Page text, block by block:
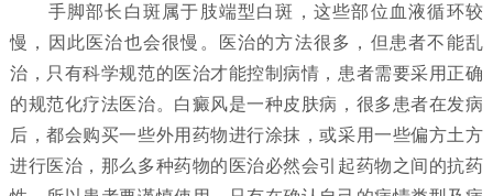
手脚部长白斑属于肢端型白斑，这些部位血液循环较
慢，因此医治也会很慢。医治的方法很多，但患者不能乱
治，只有科学规范的医治才能控制病情，患者需要采用正确
的规范化疗法医治。白癜风是一种皮肤病，很多患者在发病
后，都会购买一些外用药物进行涂抹，或采用一些偏方土方
进行医治，那么多种药物的医治必然会引起药物之间的抗药